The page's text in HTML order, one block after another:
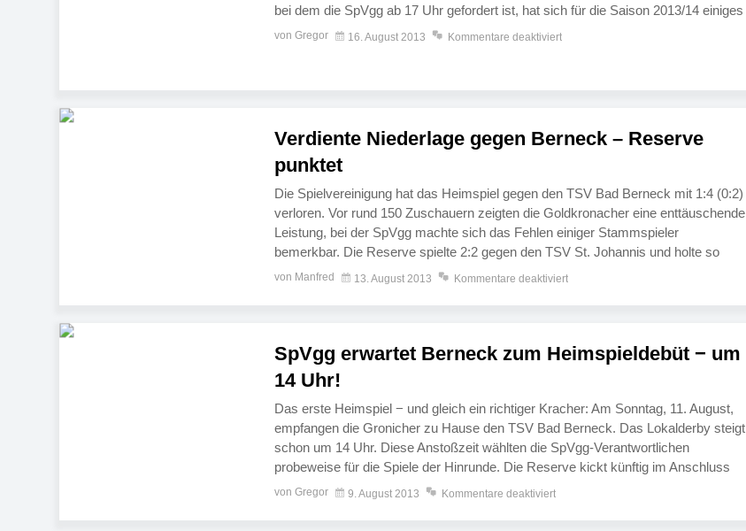
bei dem die SpVgg ab 17 Uhr gefordert ist, hat sich für die Saison 2013/14 einiges
vorgenommen. In der vergangenen Saison scheiterten die […]
von Gregor 16. August 2013 Kommentare deaktiviert
Verdiente Niederlage gegen Berneck – Reserve
punktet
Die Spielvereinigung hat das Heimspiel gegen den TSV Bad Berneck mit 1:4 (0:2)
verloren. Vor rund 150 Zuschauern zeigten die Goldkronacher eine enttäuschende
Leistung, bei der SpVgg machte sich das Fehlen einiger Stammspieler
bemerkbar. Die Reserve spielte 2:2 gegen den TSV St. Johannis und holte so
ihren ersten Punkt in der neuen Liga. Beide Mannschaften […]
von Manfred 13. August 2013 Kommentare deaktiviert
SpVgg erwartet Berneck zum Heimspieldebüt − um
14 Uhr!
Das erste Heimspiel − und gleich ein richtiger Kracher: Am Sonntag, 11. August,
empfangen die Gronicher zu Hause den TSV Bad Berneck. Das Lokalderby steigt
schon um 14 Uhr. Diese Anstoßzeit wählten die SpVgg-Verantwortlichen
probeweise für die Spiele der Hinrunde. Die Reserve kickt künftig im Anschluss
an die Erste um 16 Uhr. Damit soll den […]
von Gregor 9. August 2013 Kommentare deaktiviert